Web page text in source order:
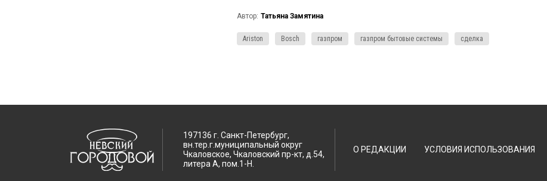
Автор: Татьяна Замятина
Ariston Bosch газпром газпром бытовые системы сделка
197136 г. Санкт-Петербург,
вн.тер.г.муниципальный округ
Чкаловское, Чкаловский пр-кт, д.54,
литера А, пом.1-Н.
О РЕДАКЦИИ УСЛОВИЯ ИСПОЛЬЗОВАНИЯ